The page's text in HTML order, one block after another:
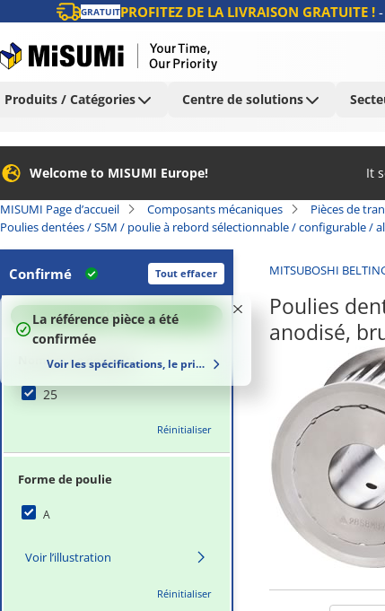
GRATUITPROFITEZ DE LA LIVRAISON GRATUITE !-
Produits / Catégories Centre de solutions
Welcome to MISUMI Europe! It
MISUMI Page d’accueil Composants mécaniques Pièces de
Poulies dentées / S5M / poulie à rebord sélectionnable / configurable /
Confirmé Tout effacer
100%
La référence pièce a été
confirmée
Voir les spécifications, le prix et le délai de livraison
Nombre de dents (t)
25
Réinitialiser
Forme de poulie
A
Voir l’illustration
Réinitialiser
MITSUBOSHI
Poulies
anodisé,